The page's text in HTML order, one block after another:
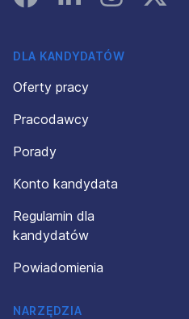
DLA KANDYDATÓW
Oferty pracy
Pracodawcy
Porady
Konto kandydata
Regulamin dla
kandydatów
Powiadomienia
NARZĘDZIA